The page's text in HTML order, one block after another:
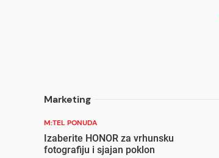
Marketing
M:TEL PONUDA
Izaberite HONOR za vrhunsku
fotografiju i sjajan poklon